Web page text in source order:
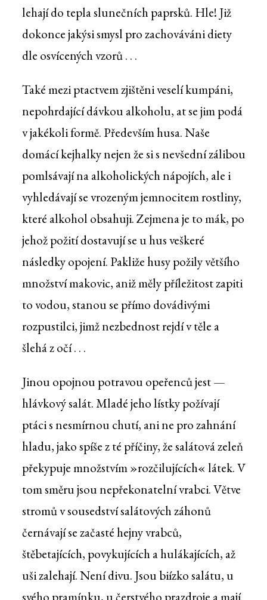
lehají do tepla slunečních paprsků. Hle! Již
dokonce jakýsi smysl pro zachováváni diety
dle osvícených vzorů . . .
Také mezi ptactvem zjištěni veselí kumpáni,
nepohrdající dávkou alkoholu, at se jim podá
v jakékoli formě. Především husa. Naše
domácí kejhalky nejen že si s nevšední zálibou
pomlsávají na alkoholických nápojích, ale i
vyhledávají se vrozeným jemnocitem rostliny,
které alkohol obsahuji. Zejmena je to mák, po
jehož požití dostavují se u hus veškeré
následky opojení. Pakliže husy požily většího
množství makovic, aniž měly příležitost zapiti
to vodou, stanou se přímo dovádivými
rozpustilci, jimž nezbednost rejdí v těle a
šlehá z očí . . .
Jinou opojnou potravou opeřenců jest —
hlávkový salát. Mladé jeho lístky požívají
ptáci s nesmírnou chutí, ani ne pro zahnání
hladu, jako spíše z té příčiny, že salátová zeleň
překypuje množstvím »rozčilujících« látek. V
tom směru jsou nepřekonatelní vrabci. Větve
stromů v sousedství salátových záhonů
černávají se začasté hejny vrabců,
štěbetajících, povykujících a hulákajících, až
uši zalehají. Není divu. Jsou biízko salátu, u